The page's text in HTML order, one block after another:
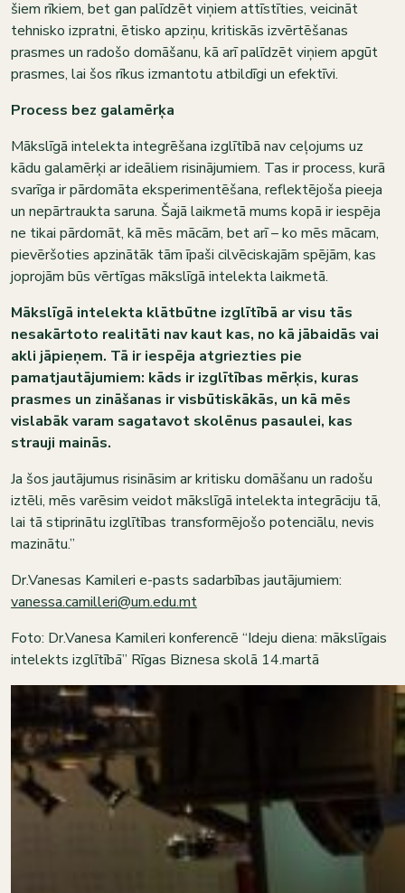
šiem rīkiem, bet gan palīdzēt viņiem attīstīties, veicināt
tehnisko izpratni, ētisko apziņu, kritiskās izvērtēšanas
prasmes un radošo domāšanu, kā arī palīdzēt viņiem apgūt
prasmes, lai šos rīkus izmantotu atbildīgi un efektīvi.
Process bez galamērķa
Mākslīgā intelekta integrēšana izglītībā nav ceļojums uz
kādu galamērķi ar ideāliem risinājumiem. Tas ir process, kurā
svarīga ir pārdomāta eksperimentēšana, reflektējoša pieeja
un nepārtraukta saruna. Šajā laikmetā mums kopā ir iespēja
ne tikai pārdomāt, kā mēs mācām, bet arī – ko mēs mācam,
pievēršoties apzinātāk tām īpaši cilvēciskajām spējām, kas
joprojām būs vērtīgas mākslīgā intelekta laikmetā.
Mākslīgā intelekta klātbūtne izglītībā ar visu tās
nesakārtoto realitāti nav kaut kas, no kā jābaidās vai
akli jāpieņem. Tā ir iespēja atgriezties pie
pamatjautājumiem: kāds ir izglītības mērķis, kuras
prasmes un zināšanas ir visbūtiskākās, un kā mēs
vislabāk varam sagatavot skolēnus pasaulei, kas
strauji mainās.
Ja šos jautājumus risināsim ar kritisku domāšanu un radošu
iztēli, mēs varēsim veidot mākslīgā intelekta integrāciju tā,
lai tā stiprinātu izglītības transformējošo potenciālu, nevis
mazinātu.”
Dr.Vanesas Kamileri e-pasts sadarbības jautājumiem:
vanessa.camilleri@um.edu.mt
Foto: Dr.Vanesa Kamileri konferencē “Ideju diena: mākslīgais
intelekts izglītībā” Rīgas Biznesa skolā 14.martā